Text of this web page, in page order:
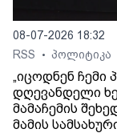
08-07-2026 18:32
RSS
• პოლიტიკა
„იცოდნენ
დღევანდელი
მამაჩემის
მამის